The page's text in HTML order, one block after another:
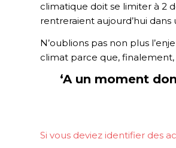
climatique doit se limiter à 2
rentreraient aujourd’hui dans
N’oublions pas non plus
climat parce que, finalement,
‘A un moment
Si vous deviez identifier des